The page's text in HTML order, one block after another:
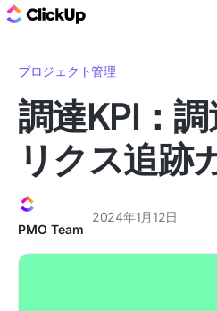
プロジェクト管理
調達KPI：
リクス追跡
PMO Team
2024年1月12日